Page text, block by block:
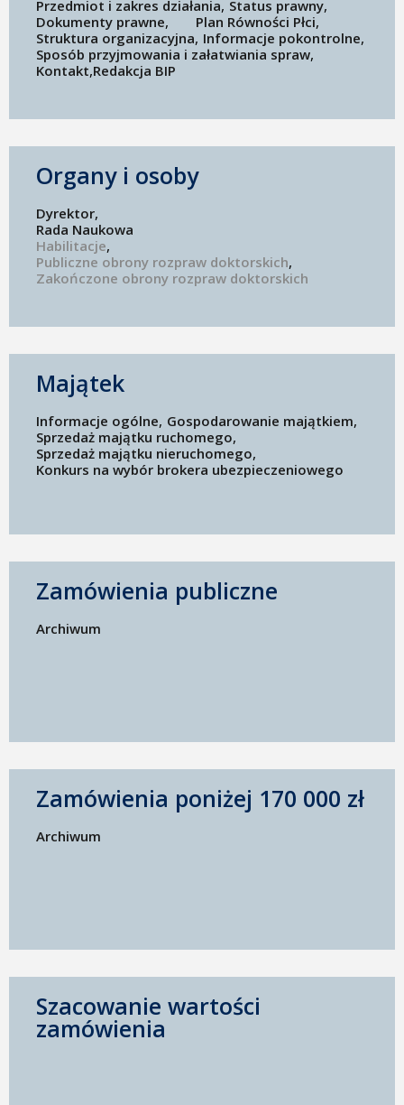
Przedmiot i zakres działania Status prawny
Dokumenty prawne
Plan Równości Płci
Struktura organizacyjna Informacje pokontrolne
Sposób przyjmowania i załatwiania spraw
Kontakt Redakcja BIP
Organy i osoby
Dyrektor
Rada Naukowa
Habilitacje
Publiczne obrony rozpraw doktorskich
Zakończone obrony rozpraw doktorskich
Majątek
Informacje ogólne Gospodarowanie majątkiem
Sprzedaż majątku ruchomego
Sprzedaż majątku nieruchomego
Konkurs na wybór brokera ubezpieczeniowego
Zamówienia publiczne
Archiwum
Zamówienia poniżej 170 000 zł
Archiwum
Szacowanie wartości
zamówienia